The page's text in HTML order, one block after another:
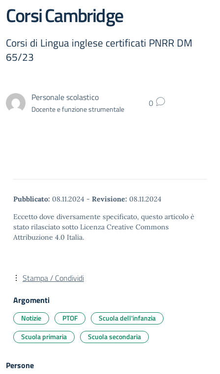
Corsi Cambridge
Corsi di Lingua inglese certificati PNRR DM
65/23
Personale scolastico
Docente e funzione strumentale 0
Pubblicato: 08.11.2024 - Revisione: 08.11.2024
Eccetto dove diversamente specificato, questo articolo è
stato rilasciato sotto Licenza Creative Commons
Attribuzione 4.0 Italia.
Stampa / Condividi
Argomenti
Notizie PTOF
Scuola dell'infanzia
Scuola primaria
Scuola secondaria
Persone